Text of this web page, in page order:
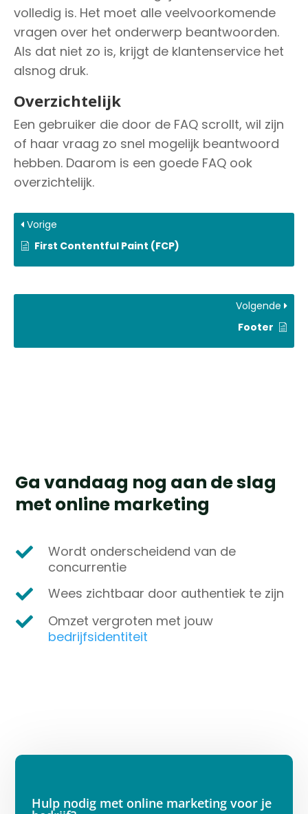
volledig is. Het moet alle veelvoorkomende
vragen over het onderwerp beantwoorden.
Als dat niet zo is, krijgt de klantenservice het
alsnog druk.
Overzichtelijk
Een gebruiker die door de FAQ scrollt, wil zijn
of haar vraag zo snel mogelijk beantwoord
hebben. Daarom is een goede FAQ ook
overzichtelijk.
Vorige
First Contentful Paint (FCP)
Volgende
Footer
Ga vandaag nog aan de slag
met online marketing

Wordt onderscheidend van de
concurrentie

Wees zichtbaar door authentiek te zijn

Omzet vergroten met jouw
bedrijfsidentiteit
Hulp nodig met online marketing voor je